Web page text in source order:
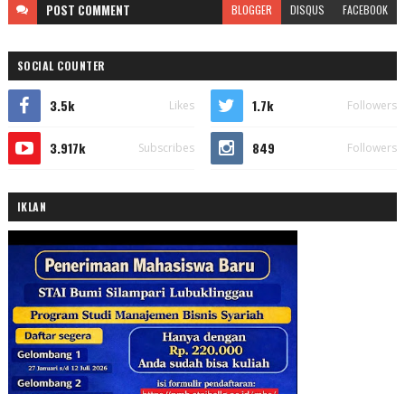
POST COMMENT BLOGGER DISQUS FACEBOOK
SOCIAL COUNTER
3.5k Likes 1.7k Followers
3.917k Subscribes 849 Followers
IKLAN